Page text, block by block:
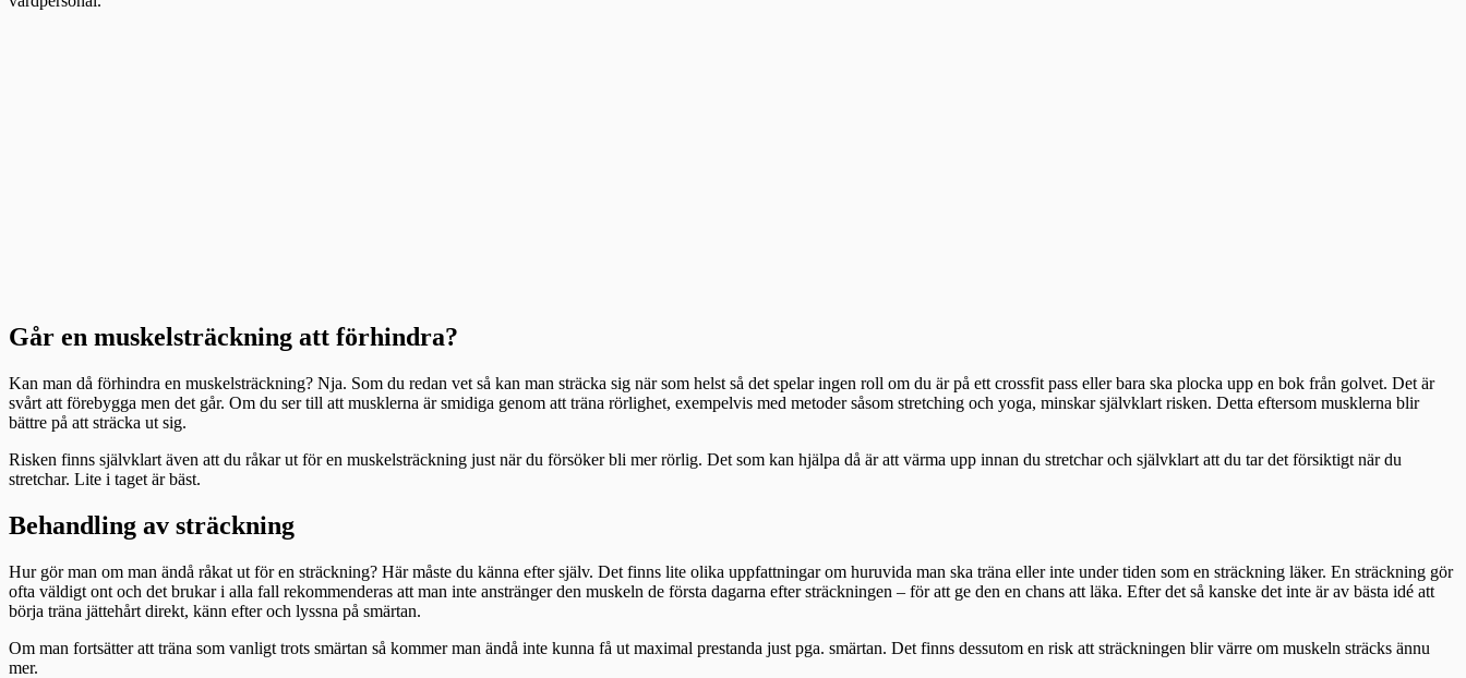
Går en muskelsträckning att förhindra?
Kan man då förhindra en muskelsträckning? Nja. Som du redan vet så kan man sträcka sig när som helst så det spelar ingen roll om du är på ett crossfit pass eller bara ska plocka upp en bok från golvet. Det är
svårt att förebygga men det går. Om du ser till att musklerna är smidiga genom att träna rörlighet, exempelvis med metoder såsom stretching och yoga, minskar självklart risken. Detta eftersom musklerna blir
bättre på att sträcka ut sig.
Risken finns självklart även att du råkar ut för en muskelsträckning just när du försöker bli mer rörlig. Det som kan hjälpa då är att värma upp innan du stretchar och självklart att du tar det försiktigt när du
stretchar. Lite i taget är bäst.
Behandling av sträckning
Hur gör man om man ändå råkat ut för en sträckning? Här måste du känna efter själv. Det finns lite olika uppfattningar om huruvida man ska träna eller inte under tiden som en sträckning läker. En sträckning gör
ofta väldigt ont och det brukar i alla fall rekommenderas att man inte anstränger den muskeln de första dagarna efter sträckningen – för att ge den en chans att läka. Efter det så kanske det inte är av bästa idé att
börja träna jättehårt direkt, känn efter och lyssna på smärtan.
Om man fortsätter att träna som vanligt trots smärtan så kommer man ändå inte kunna få ut maximal prestanda just pga. smärtan. Det finns dessutom en risk att sträckningen blir värre om muskeln sträcks ännu
mer.